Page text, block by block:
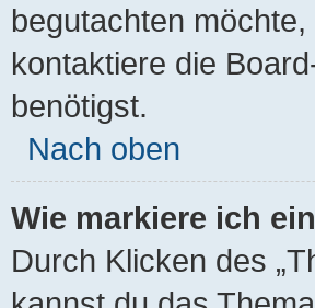
begutachten
kontaktiere die
benötigst.
Nach oben
Wie markiere ich
Durch Klicken des